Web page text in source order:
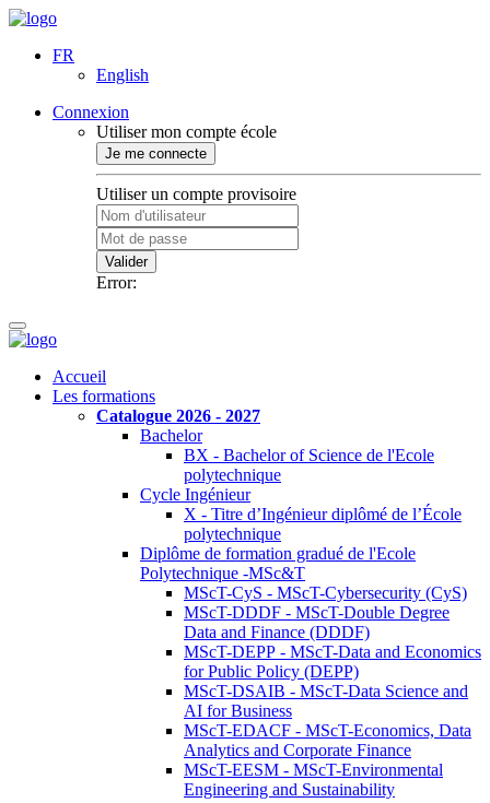
FR
English
Connexion
Utiliser mon compte école
Je me connecte
Utiliser un compte provisoire
Valider
Error:
Accueil
Les formations
Catalogue 2026 - 2027
Bachelor
BX - Bachelor of Science de l'Ecole
polytechnique
Cycle Ingénieur
X - Titre d’Ingénieur diplômé de l’École
polytechnique
Diplôme de formation gradué de l'Ecole
Polytechnique -MSc&T
MScT-CyS - MScT-Cybersecurity (CyS)
MScT-DDDF - MScT-Double Degree
Data and Finance (DDDF)
MScT-DEPP - MScT-Data and Economics
for Public Policy (DEPP)
MScT-DSAIB - MScT-Data Science and
AI for Business
MScT-EDACF - MScT-Economics, Data
Analytics and Corporate Finance
MScT-EESM - MScT-Environmental
Engineering and Sustainability